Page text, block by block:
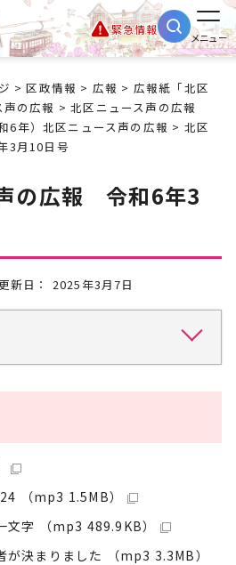
緊急情報
メニュー
>区政情報 > 広報 > 広報紙「北区
の広報 >北区ニュース声の広報
6年）北区ニュース声の広報 > 北区
3月10日号
の広報 令和6年3
新日： 2025年3月7日
（mp3 1.5MB）
字 （mp3 489.9KB）
が決まりました （mp3 3.3MB）